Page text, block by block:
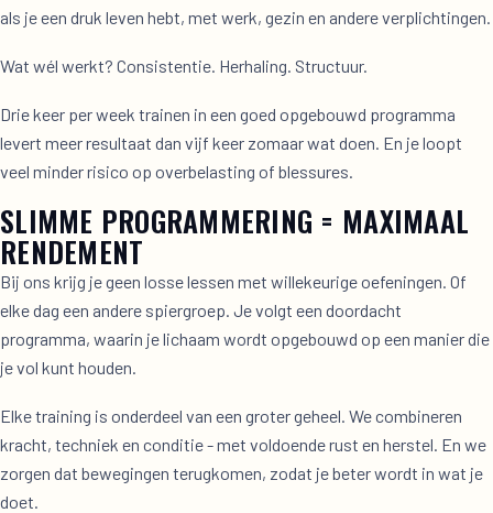
als je een druk leven hebt, met werk, gezin en andere verplichtingen.
Wat wél werkt? Consistentie. Herhaling. Structuur.
Drie keer per week trainen in een goed opgebouwd programma
levert meer resultaat dan vijf keer zomaar wat doen. En je loopt
veel minder risico op overbelasting of blessures.
SLIMME PROGRAMMERING = MAXIMAAL
RENDEMENT
Bij ons krijg je geen losse lessen met willekeurige oefeningen. Of
elke dag een andere spiergroep. Je volgt een doordacht
programma, waarin je lichaam wordt opgebouwd op een manier die
je vol kunt houden.
Elke training is onderdeel van een groter geheel. We combineren
kracht, techniek en conditie - met voldoende rust en herstel. En we
zorgen dat bewegingen terugkomen, zodat je beter wordt in wat je
doet.